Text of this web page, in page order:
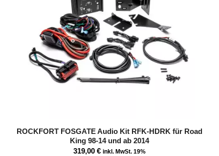
ROCKFORT FOSGATE Audio Kit RFK-HDRK für Road
King 98-14 und ab 2014
319,00 € inkl. MwSt. 19%